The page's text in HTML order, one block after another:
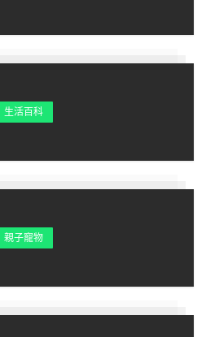
生活百科
親子寵物